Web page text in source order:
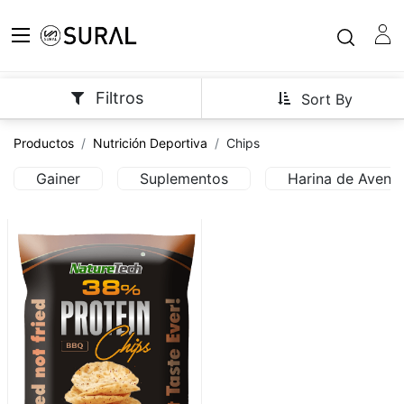
Sort By
Filtros
Productos Nutrición Deportiva Chips
Gainer Suplementos Harina de Avena